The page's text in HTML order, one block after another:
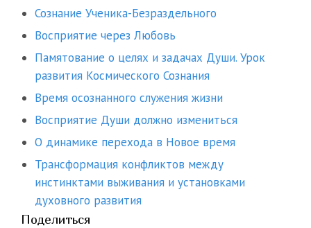
Сознание Ученика-Безраздельного
Восприятие через Любовь
Памятование о целях и задачах Души. Урок
развития Космического Сознания
Время осознанного служения жизни
Восприятие Души должно измениться
О динамике перехода в Новое время
Трансформация конфликтов между
инстинктами выживания и установками
духовного развития
Поделиться